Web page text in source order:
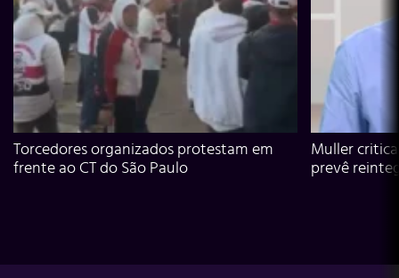
Torcedores organizados protestam em
frente ao CT do São Paulo
Muller
prevê